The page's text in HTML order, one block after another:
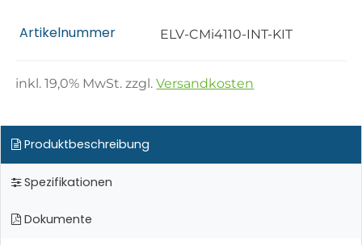
Artikelnummer ELV-CMi4110-INT-KIT
inkl.19,0% MwSt. zzgl.Versandkosten
Produktbeschreibung
Spezifikationen
Dokumente